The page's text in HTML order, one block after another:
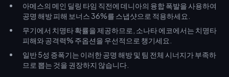
아메스의 메인 딜링 타임 직전에 데니아의 융합 폭발을 사용하여
공명 해방 피해 보너스 36%를 스냅샷으로 적용하세요.
무기에서 치명타 확률을 제공하므로, 소나타 에코에서는 치명타
피해와 공격력% 주옵션을 우선적으로 챙기세요.
일반 5성 증폭기는 이러한 공명 해방 및 팀 전체 시너지가 부족하
므로 뽑는 것을 권장하지 않습니다.